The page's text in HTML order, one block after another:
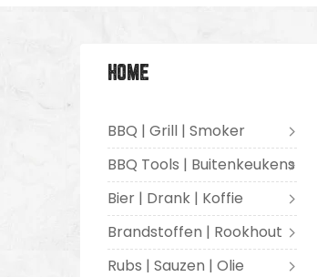
HOME
BBQ | Grill | Smoker
BBQ Tools | Buitenkeukens
Bier | Drank | Koffie
Brandstoffen | Rookhout
Rubs | Sauzen | Olie